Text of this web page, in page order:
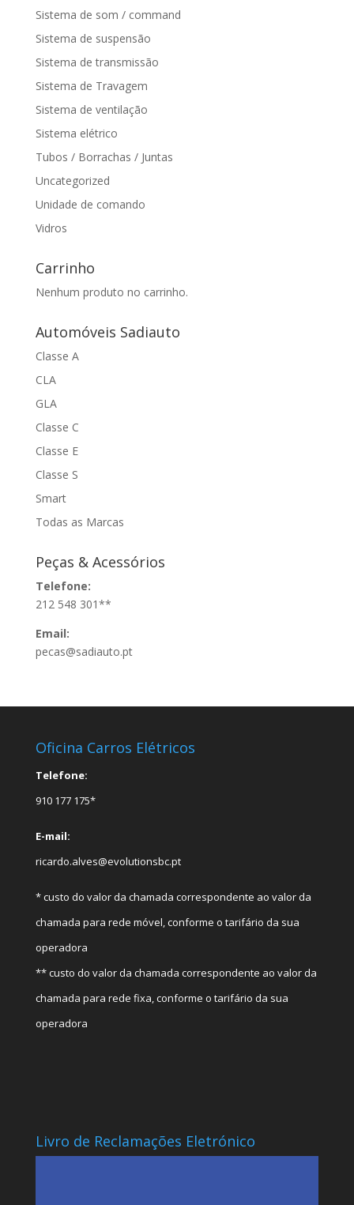
Sistema de som / command
Sistema de suspensão
Sistema de transmissão
Sistema de Travagem
Sistema de ventilação
Sistema elétrico
Tubos / Borrachas / Juntas
Uncategorized
Unidade de comando
Vidros
Carrinho
Nenhum produto no carrinho.
Automóveis Sadiauto
Classe A
CLA
GLA
Classe C
Classe E
Classe S
Smart
Todas as Marcas
Peças & Acessórios
Telefone:
212 548 301**
Email:
pecas@sadiauto.pt
Oficina Carros Elétricos
Telefone:
910 177 175*
E-mail:
ricardo.alves@evolutionsbc.pt
* custo do valor da chamada correspondente ao valor da
chamada para rede móvel, conforme o tarifário da sua
operadora
** custo do valor da chamada correspondente ao valor da
chamada para rede fixa, conforme o tarifário da sua
operadora
Livro de Reclamações Eletrónico